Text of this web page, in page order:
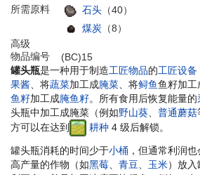
所需原料
石头 （40）
煤炭 （8）
高级
物品编号
(BC)15
罐头瓶是一种用于制造工匠物品的工匠设备
果酱 、将蔬菜加工成腌菜 、将鲟鱼鱼籽加工
鱼籽加工成腌鱼籽。所有食用后恢复能量的
头瓶中加工成腌菜（例如野山葵 普通蘑菇
方可以在达到
耕种 4 级后解锁。
罐头瓶消耗的时间少于小桶 ，但通常利润
高产量的作物（如黑莓 青豆 玉米）放